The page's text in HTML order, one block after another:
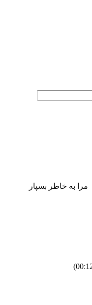
مرا به خاطر بسپار
)